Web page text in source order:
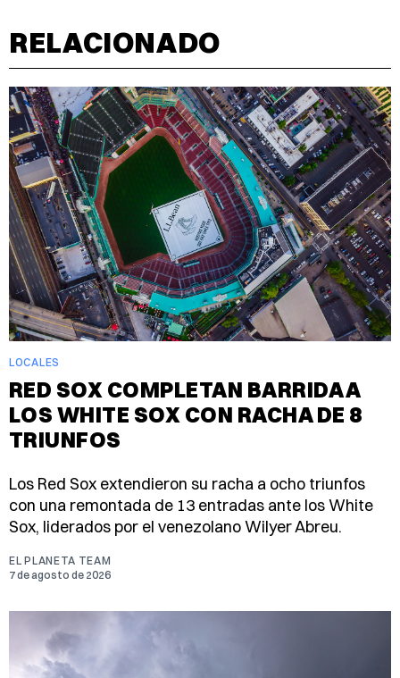
RELACIONADO
LOCALES
RED SOX COMPLETAN BARRIDA A
LOS WHITE SOX CON RACHA DE 8
TRIUNFOS
Los Red Sox extendieron su racha a ocho triunfos
con una remontada de 13 entradas ante los White
Sox, liderados por el venezolano Wilyer Abreu.
EL PLANETA TEAM
7 de agosto de 2026